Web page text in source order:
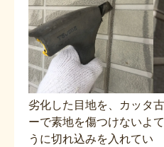
劣化した目地を、カッタ
ーで素地を傷つけないよ
うに切れ込みを入れてい